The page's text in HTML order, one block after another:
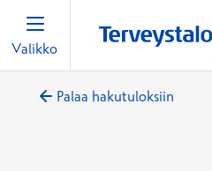
Valikko
Palaa hakutuloksiin